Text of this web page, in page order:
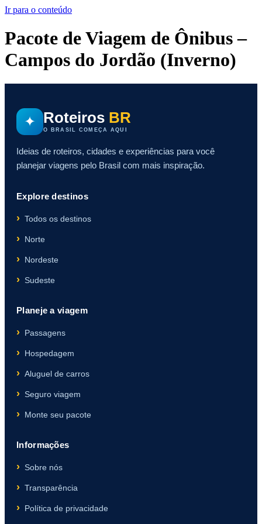
Ir para o conteúdo
Pacote de Viagem de Ônibus –
Campos do Jordão (Inverno)
✦ Roteiros BR
O BRASIL COMEÇA AQUI
Ideias de roteiros, cidades e experiências para você
planejar viagens pelo Brasil com mais inspiração.
Explore destinos
Todos os destinos
Norte
Nordeste
Sudeste
Planeje a viagem
Passagens
Hospedagem
Aluguel de carros
Seguro viagem
Monte seu pacote
Informações
Sobre nós
Transparência
Política de privacidade